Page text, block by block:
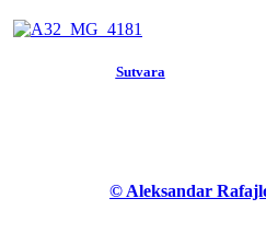
Sutvara
© Aleksandar